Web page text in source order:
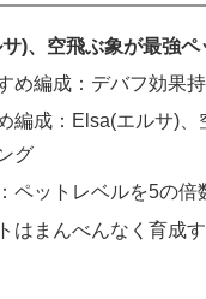
)、空飛ぶ象が最強ペ
め編成：デバフ効果
編成：Elsa(エルサ)、
グ
ペットレベルを5の倍
はまんべんなく育成